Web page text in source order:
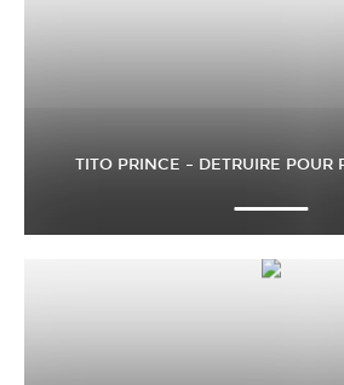
TITO PRINCE – DETRUIRE POUR